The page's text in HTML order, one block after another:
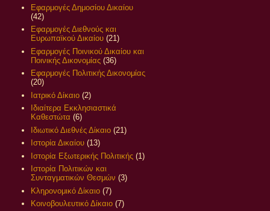
Εφαρμογές Δημοσίου Δικαίου
(42)
Εφαρμογές Διεθνούς και
Ευρωπαϊκού Δικαίου (21)
Εφαρμογές Ποινικού Δικαίου και
Ποινικής Δικονομίας (36)
Εφαρμογές Πολιτικής Δικονομίας
(20)
Ιατρικό Δίκαιο (2)
Ιδιαίτερα Εκκλησιαστικά
Καθεστώτα (6)
Ιδιωτικό Διεθνές Δίκαιο (21)
Ιστορία Δικαίου (13)
Ιστορία Εξωτερικής Πολιτικής (1)
Ιστορία Πολιτικών και
Συνταγματικών Θεσμών (3)
Κληρονομικό Δίκαιο (7)
Κοινοβουλευτικό Δίκαιο (7)